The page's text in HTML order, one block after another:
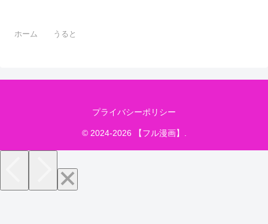
ホーム うると
プライバシーポリシー
© 2024-2026 【フル漫画】.